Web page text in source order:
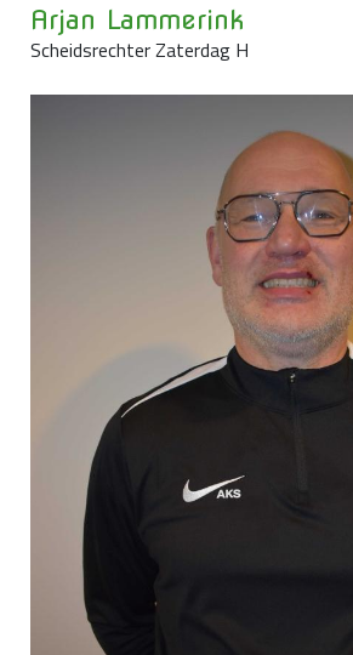
Arjan Lammerink
Scheidsrechter Zaterdag H